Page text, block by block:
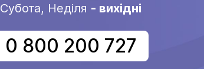
Субота, Неділя - вихідні
0 800 200 727